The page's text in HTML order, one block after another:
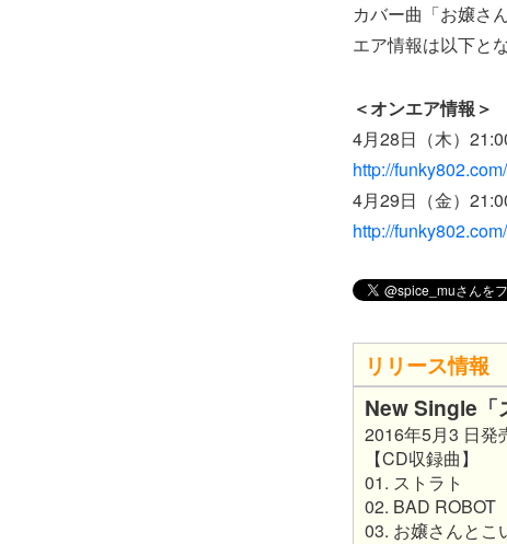
カバー曲「お嬢さ
エア情報は以下と
＜オンエア情報＞
4月28日（木）
http://
4月29日（金）
http://
リリース情報
New Single「
2016年5月3 日発
【CD収録曲】
01. ストラト
02. BAD ROBOT
03. お嬢さんとこ